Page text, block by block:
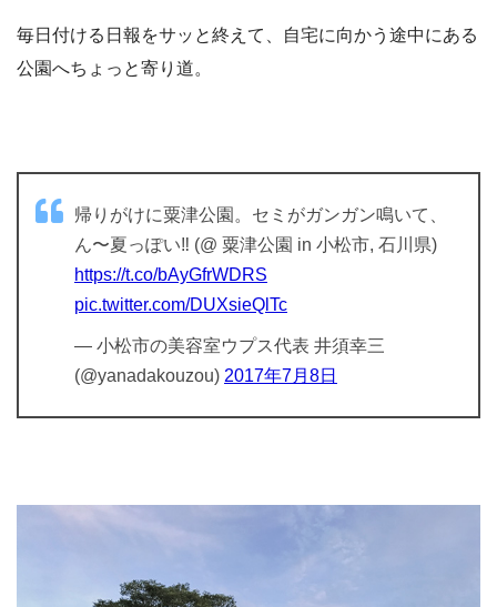
毎日付ける日報をサッと終えて、自宅に向かう途中にある
公園へちょっと寄り道。
帰りがけに粟津公園。セミがガンガン鳴いて、
ん〜夏っぽい‼︎ (@ 粟津公園 in 小松市, 石川県)
https://t.co/bAyGfrWDRS
pic.twitter.com/DUXsieQlTc
— 小松市の美容室ウプス代表 井須幸三
(@yanadakouzou) 2017年7月8日